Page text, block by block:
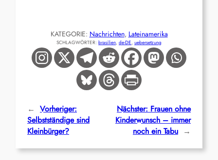
KATEGORIE: Nachrichten, Lateinamerika
SCHLAGWÖRTER: brasilien, de-DE, uebersetzung
← Vorheriger:
Selbstständige sind
Kleinbürger?
Nächster: Frauen ohne
Kinderwunsch – immer
noch ein Tabu →